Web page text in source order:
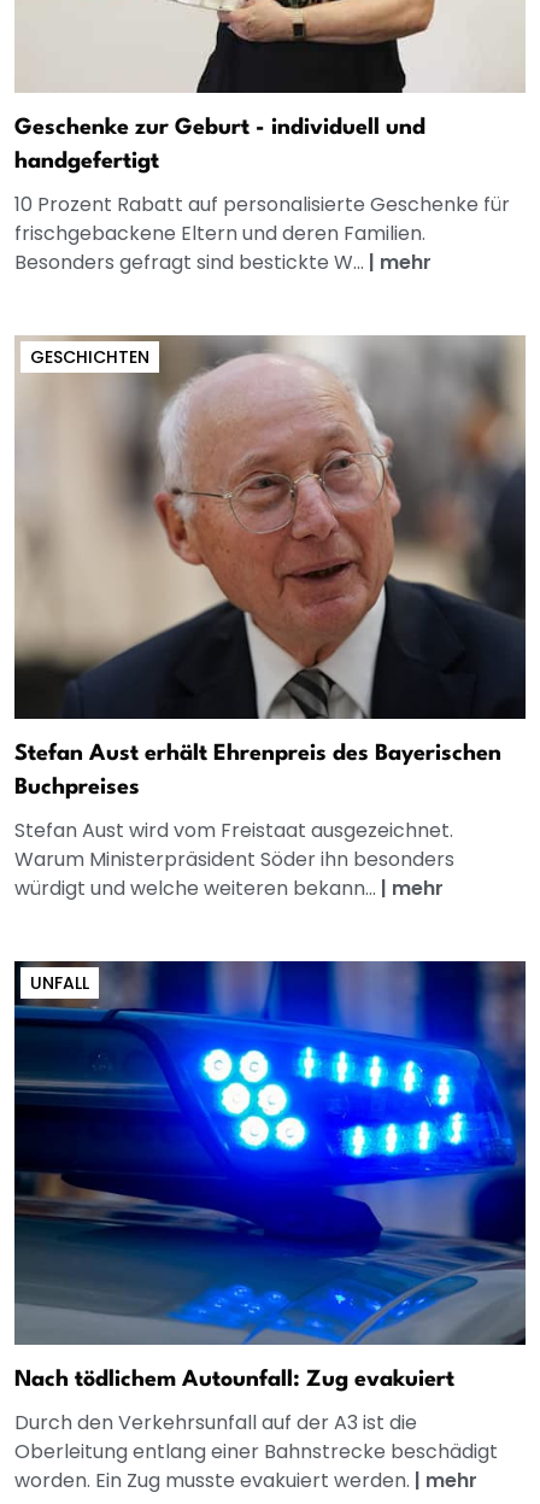
Geschenke zur Geburt - individuell und
handgefertigt
10 Prozent Rabatt auf personalisierte Geschenke für
frischgebackene Eltern und deren Familien.
Besonders gefragt sind bestickte W... | mehr
GESCHICHTEN
Stefan Aust erhält Ehrenpreis des Bayerischen
Buchpreises
Stefan Aust wird vom Freistaat ausgezeichnet.
Warum Ministerpräsident Söder ihn besonders
würdigt und welche weiteren bekann... | mehr
UNFALL
Nach tödlichem Autounfall: Zug evakuiert
Durch den Verkehrsunfall auf der A3 ist die
Oberleitung entlang einer Bahnstrecke beschädigt
worden. Ein Zug musste evakuiert werden. | mehr